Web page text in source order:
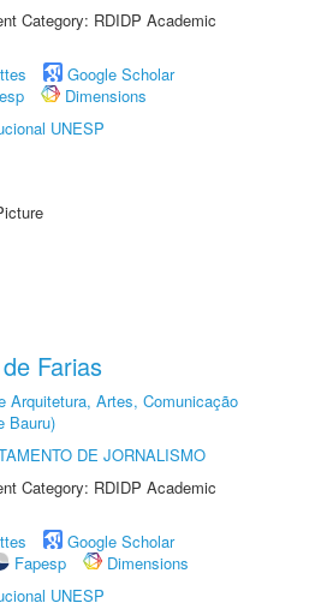
Category: RDIDP Academic
Google Scholar
Dimensions
UNESP
Farias
Arquitetura, Artes, Comunicação
Bauru)
DE JORNALISMO
Category: RDIDP Academic
Google Scholar
Fapesp
Dimensions
UNESP